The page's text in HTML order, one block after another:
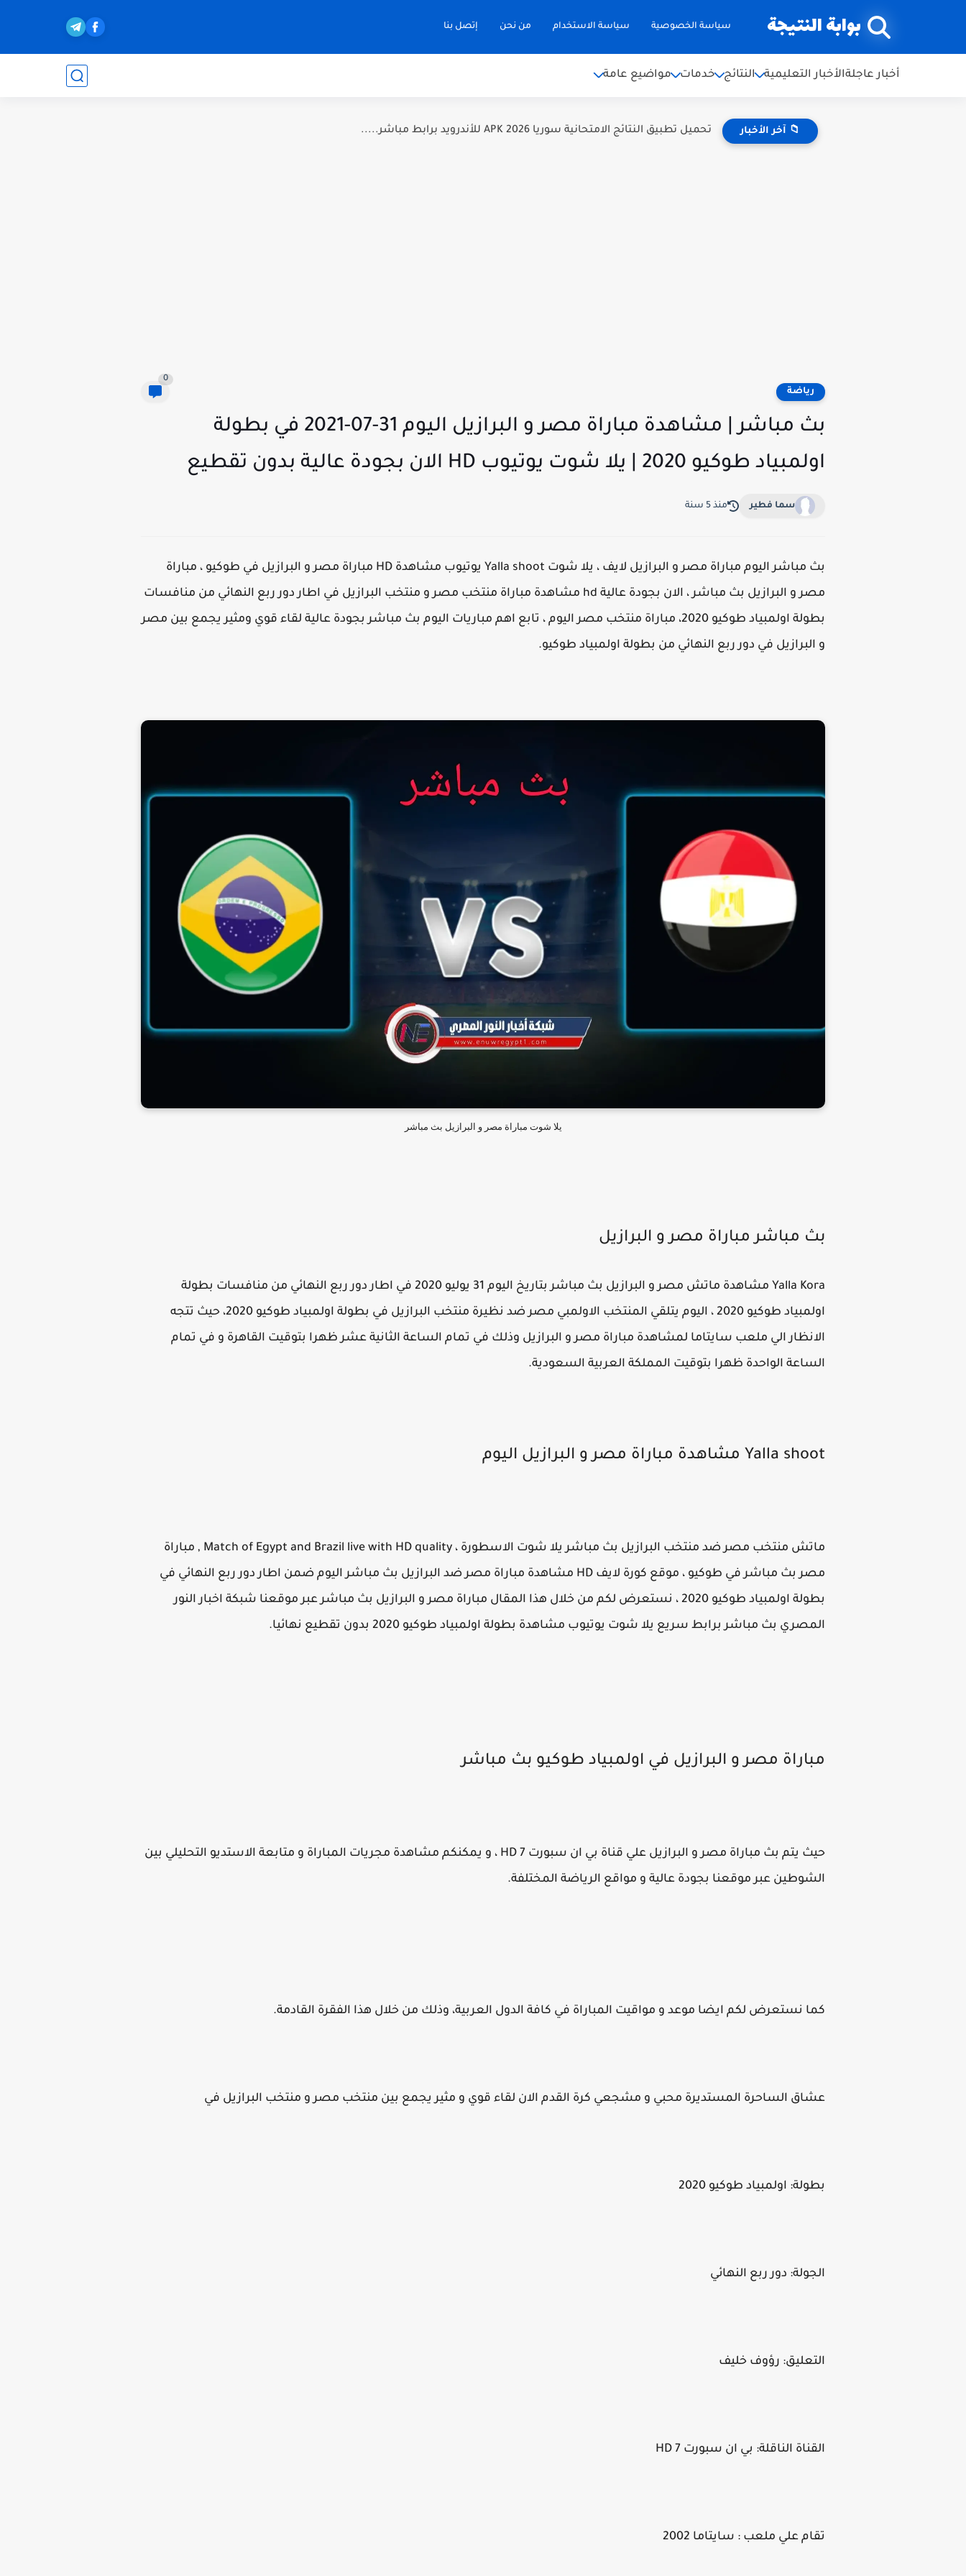
بوابة النتيجة سياسة الخصوصية سياسة الاستخدام من نحن إتصل بنا
أخبار عاجلةالأخبار التعليمية النتائج خدمات مواضيع عامة
📁 آخر الأخبار تحميل تطبيق النتائج الامتحانية سوريا 2026 APK للأندرويد برابط مباشر.....
رياضة
0
بث مباشر | مشاهدة مباراة مصر و البرازيل اليوم 31-07-2021 في بطولة
اولمبياد طوكيو 2020 | يلا شوت يوتيوب HD الان بجودة عالية بدون تقطيع
سما فطير منذ 5 سنة
بث مباشر اليوم مباراة مصر و البرازيل لايف ، يلا شوت Yalla shoot يوتيوب مشاهدة HD مباراة مصر و البرازيل في طوكيو ، مباراة
مصر و البرازيل بث مباشر ، الان بجودة عالية hd مشاهدة مباراة منتخب مصر و منتخب البرازيل في اطار دور ربع النهائي من منافسات
بطولة اولمبياد طوكيو 2020، مباراة منتخب مصر اليوم ، تابع اهم مباريات اليوم بث مباشر بجودة عالية لقاء قوي ومثير يجمع بين مصر
و البرازيل في دور ربع النهائي من بطولة اولمبياد طوكيو.
يلا شوت مباراة مصر و البرازيل بث مباشر
بث مباشر مباراة مصر و البرازيل
Yalla Kora مشاهدة ماتش مصر و البرازيل بث مباشر بتاريخ اليوم 31 يوليو 2020 في اطار دور ربع النهائي من منافسات بطولة
اولمبياد طوكيو 2020 ، اليوم يتلقي المنتخب الاولمبي مصر ضد نظيرة منتخب البرازيل في بطولة اولمبياد طوكيو 2020، حيث تتجه
الانظار الي ملعب سايتاما لمشاهدة مباراة مصر و البرازيل وذلك في تمام الساعة الثانية عشر ظهرا بتوقيت القاهرة و في تمام
الساعة الواحدة ظهرا بتوقيت المملكة العربية السعودية.
Yalla shoot مشاهدة مباراة مصر و البرازيل اليوم
ماتش منتخب مصر ضد منتخب البرازيل بث مباشر يلا شوت الاسطورة ، Match of Egypt and Brazil live with HD quality , مباراة
مصر بث مباشر في طوكيو ، موقع كورة لايف HD مشاهدة مباراة مصر ضد البرازيل بث مباشر اليوم ضمن اطار دور ربع النهائي في
بطولة اولمبياد طوكيو 2020 ، نستعرض لكم من خلال هذا المقال مباراة مصر و البرازيل بث مباشر عبر موقعنا شبكة اخبار النور
المصري بث مباشر برابط سريع يلا شوت يوتيوب مشاهدة بطولة اولمبياد طوكيو 2020 بدون تقطيع نهائيا.
مباراة مصر و البرازيل في اولمبياد طوكيو بث مباشر
حيث يتم بث مباراة مصر و البرازيل علي قناة بي ان سبورت HD 7 ، و يمكنكم مشاهدة مجريات المباراة و متابعة الاستديو التحليلي بين
الشوطين عبر موقعنا بجودة عالية و مواقع الرياضة المختلفة.
كما نستعرض لكم ايضا موعد و مواقيت المباراة في كافة الدول العربية، وذلك من خلال هذا الفقرة القادمة.
عشاق الساحرة المستديرة محبي و مشجعي كرة القدم الان لقاء قوي و مثير يجمع بين منتخب مصر و منتخب البرازيل في
بطولة: اولمبياد طوكيو 2020
الجولة: دور ربع النهائي
التعليق: رؤوف خليف
القناة الناقلة: بي ان سبورت HD 7
تقام علي ملعب : سايتاما 2002